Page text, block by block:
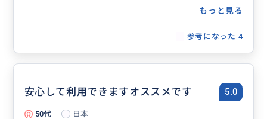
もっと見る
参考になった 4
安心して利用できますオススメです 5.0
50代
日本